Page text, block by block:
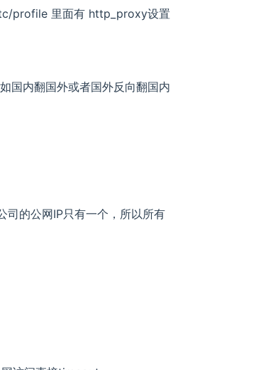
profile 里面有 http_proxy设置
国内翻国外或者国外反向翻国内
司的公网IP只有一个，所以所有